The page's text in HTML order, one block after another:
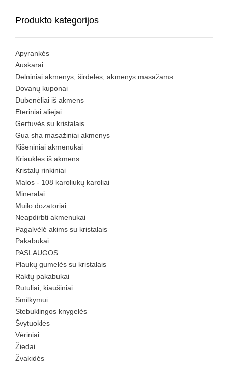
Produkto kategorijos
Apyrankės
Auskarai
Delniniai akmenys, širdelės, akmenys masažams
Dovanų kuponai
Dubenėliai iš akmens
Eteriniai aliejai
Gertuvės su kristalais
Gua sha masažiniai akmenys
Kišeniniai akmenukai
Kriauklės iš akmens
Kristalų rinkiniai
Malos - 108 karoliukų karoliai
Mineralai
Muilo dozatoriai
Neapdirbti akmenukai
Pagalvėlė akims su kristalais
Pakabukai
PASLAUGOS
Plaukų gumelės su kristalais
Raktų pakabukai
Rutuliai, kiaušiniai
Smilkymui
Stebuklingos knygelės
Švytuoklės
Vėriniai
Žiedai
Žvakidės